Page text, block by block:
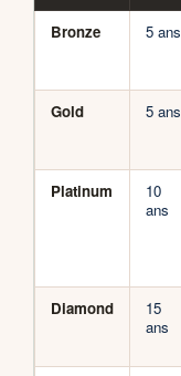
Bronze 5 ans
Gold 5 ans
Platinum
10
ans
Diamond
15
ans